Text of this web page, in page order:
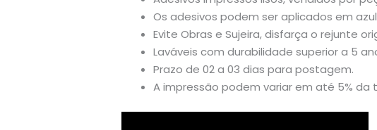
Os adesivos podem ser aplicados em
Evite Obras e Sujeira, disfarça o rejunte
Laváveis com durabilidade superior a 5
Prazo de 02 a 03 dias para postagem.
A impressão podem variar em até 5% da